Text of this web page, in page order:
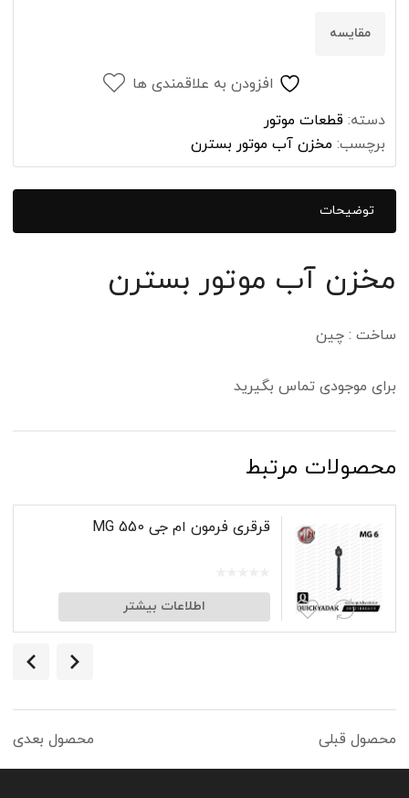
مقایسه
افزودن به علاقمندی ها
دسته: قطعات موتور
برچسب: مخزن آب موتور بسترن
توضیحات
مخزن آب موتور بسترن
ساخت : چین
برای موجودی تماس بگیرید
محصولات مرتبط
قرقری فرمون ام جی MG 550
اطلاعات بیشتر
محصول قبلی محصول بعدی